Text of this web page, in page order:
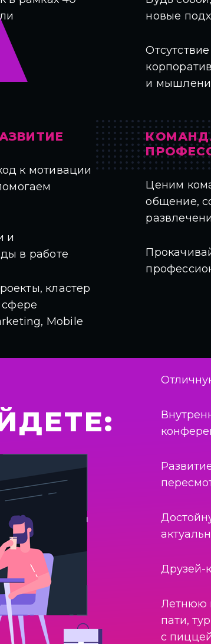
новые
и
к мотивации
и
в работе
кластер
сфере
Mobile
Ценим
общение,
Друзей-
Летнюю
пати,
с